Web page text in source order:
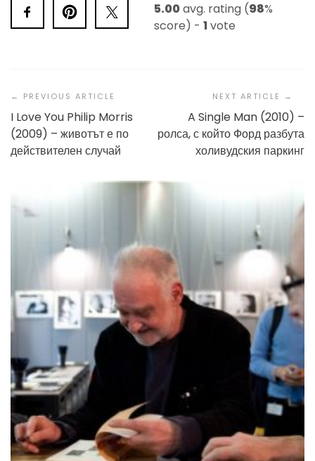
5.00avg. rating (98%
score) - 1vote
Navigation
I Love You Philip Morris
(2009) – животът е по
действителен случай
A Single Man (2010) –
ролса, с който Форд разбута
холивудския паркинг